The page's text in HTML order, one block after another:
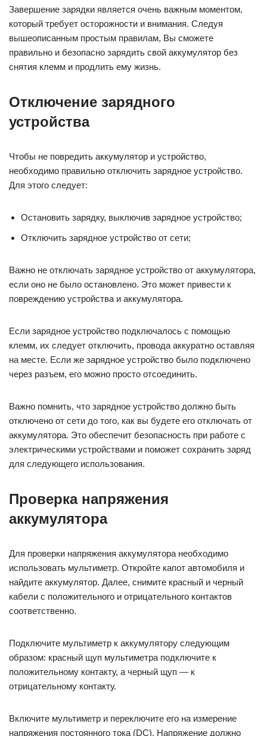
Завершение зарядки является очень важным моментом,
который требует осторожности и внимания. Следуя
вышеописанным простым правилам, Вы сможете
правильно и безопасно зарядить свой аккумулятор без
снятия клемм и продлить ему жизнь.
Отключение зарядного
устройства
Чтобы не повредить аккумулятор и устройство,
необходимо правильно отключить зарядное устройство.
Для этого следует:
Остановить зарядку, выключив зарядное устройство;
Отключить зарядное устройство от сети;
Важно не отключать зарядное устройство от аккумулятора,
если оно не было остановлено. Это может привести к
повреждению устройства и аккумулятора.
Если зарядное устройство подключалось с помощью
клемм, их следует отключить, провода аккуратно оставляя
на месте. Если же зарядное устройство было подключено
через разъем, его можно просто отсоединить.
Важно помнить, что зарядное устройство должно быть
отключено от сети до того, как вы будете его отключать от
аккумулятора. Это обеспечит безопасность при работе с
электрическими устройствами и поможет сохранить заряд
для следующего использования.
Проверка напряжения
аккумулятора
Для проверки напряжения аккумулятора необходимо
использовать мультиметр. Откройте капот автомобиля и
найдите аккумулятор. Далее, снимите красный и черный
кабели с положительного и отрицательного контактов
соответственно.
Подключите мультиметр к аккумулятору следующим
образом: красный щуп мультиметра подключите к
положительному контакту, а черный щуп — к
отрицательному контакту.
Включите мультиметр и переключите его на измерение
напряжения постоянного тока (DC). Напряжение должно